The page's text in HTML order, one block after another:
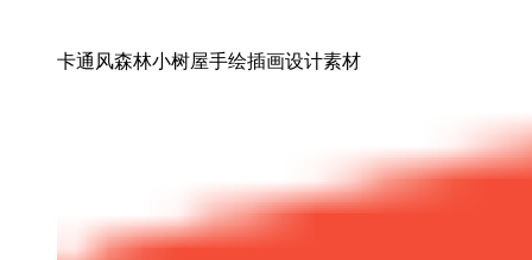
卡通风森林小树屋手绘插画设计素材